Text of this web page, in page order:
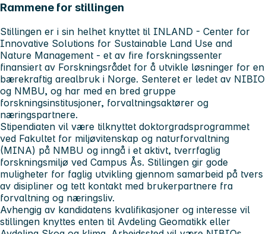
Rammene for stillingen
Stillingen er i sin helhet knyttet til INLAND - Center for
Innovative Solutions for Sustainable Land Use and
Nature Management - et av fire forskningssenter
finansiert av Forskningsrådet for å utvikle løsninger for en
bærekraftig arealbruk i Norge. Senteret er ledet av NIBIO
og NMBU, og har med en bred gruppe
forskningsinstitusjoner, forvaltningsaktører og
næringspartnere.
Stipendiaten vil være tilknyttet doktorgradsprogrammet
ved Fakultet for miljøvitenskap og naturforvaltning
(MINA) på NMBU og inngå i et aktivt, tverrfaglig
forskningsmiljø ved Campus Ås. Stillingen gir gode
muligheter for faglig utvikling gjennom samarbeid på tvers
av disipliner og tett kontakt med brukerpartnere fra
forvaltning og næringsliv.
Avhengig av kandidatens kvalifikasjoner og interesse vil
stillingen knyttes enten til Avdeling Geomatikk eller